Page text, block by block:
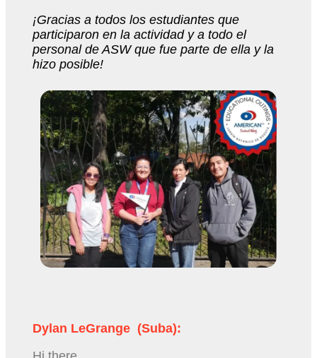
¡Gracias a todos los estudiantes que
participaron en la actividad y a todo el
personal de ASW que fue parte de ella y la
hizo posible!
Dylan LeGrange (Suba):